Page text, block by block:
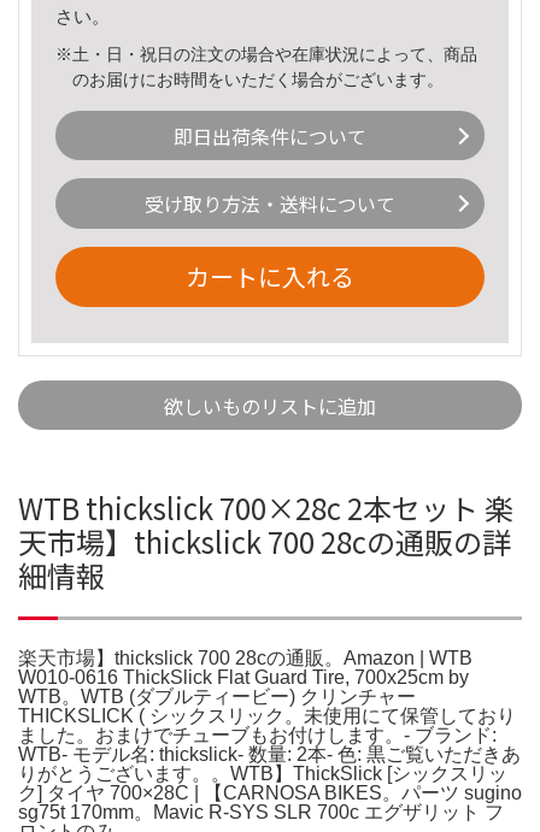
さい。
※土・日・祝日の注文の場合や在庫状況によって、商品
のお届けにお時間をいただく場合がございます。
即日出荷条件について
受け取り方法・送料について
カートに入れる
欲しいものリストに追加
WTB thickslick 700×28c 2本セット 楽
天市場】thickslick 700 28cの通販の詳
細情報
楽天市場】thickslick 700 28cの通販。Amazon | WTB
W010-0616 ThickSlick Flat Guard Tire, 700x25cm by
WTB。WTB (ダブルティービー) クリンチャー
THICKSLICK ( シックスリック。未使用にて保管しており
ました。おまけでチューブもお付けします。- ブランド:
WTB- モデル名: thickslick- 数量: 2本- 色: 黒ご覧いただきあ
りがとうございます。。WTB】ThickSlick [シックスリッ
ク] タイヤ 700×28C | 【CARNOSA BIKES。パーツ sugino
sg75t 170mm。Mavic R-SYS SLR 700c エグザリット フ